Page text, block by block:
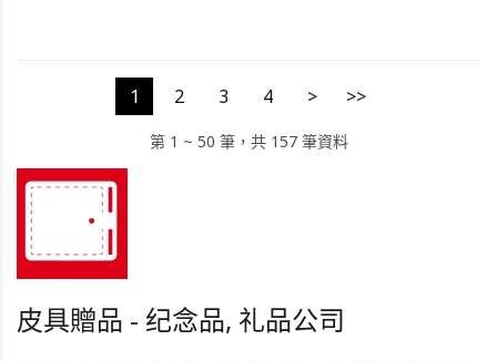
1 2 3 4 > >>
第 1 ~ 50 筆，共 157 筆資料
皮具贈品 - 纪念品, 礼品公司